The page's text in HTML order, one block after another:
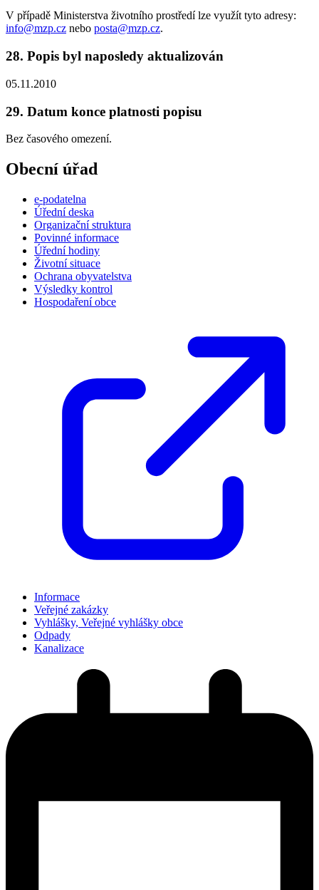
V případě Ministerstva životního prostředí lze využít tyto adresy:
info@mzp.cz nebo posta@mzp.cz.
28. Popis byl naposledy aktualizován
05.11.2010
29. Datum konce platnosti popisu
Bez časového omezení.
Obecní úřad
e-podatelna
Úřední deska
Organizační struktura
Povinné informace
Úřední hodiny
Životní situace
Ochrana obyvatelstva
Výsledky kontrol
Hospodaření obce
Informace
Veřejné zakázky
Vyhlášky, Veřejné vyhlášky obce
Odpady
Kanalizace